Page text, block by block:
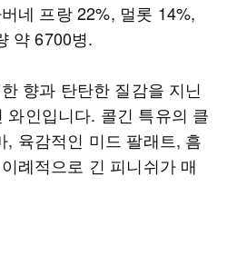
네 프랑 22%, 멀롯 14%,
약 6700병.
향과 탄탄한 질감을 지닌
와인입니다. 콜긴 특유의 클
, 육감적인 미드 팔래트, 흠
례적으로 긴 피니쉬가 매